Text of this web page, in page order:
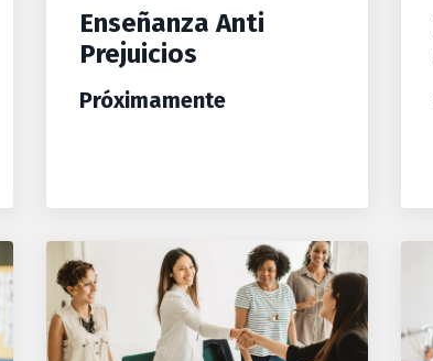
Enseñanza Anti
Prejuicios
Próximamente